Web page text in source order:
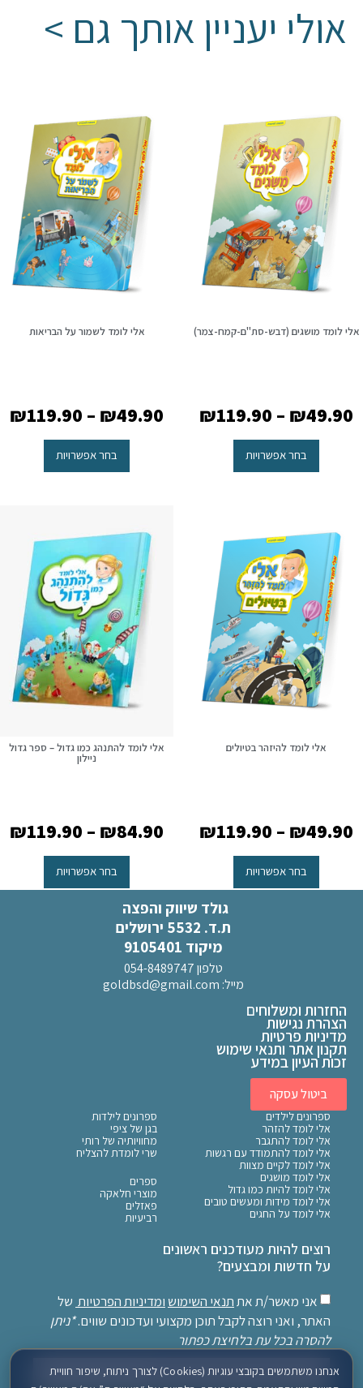
אולי יעניין אותך גם >
אלי לומד מושגים (דבש-סת"ם-קמח-צמר)
₪49.90
–
₪119.90
בחר אפשרויות
אלי לומד לשמור על הבריאות
₪49.90
–
₪119.90
בחר אפשרויות
אלי לומד להיזהר בטיולים
₪49.90
–
₪119.90
בחר אפשרויות
אלי לומד להתנהג כמו גדול – ספר גדול
ניילון
₪84.90
–
₪119.90
בחר אפשרויות
גולד שיווק והפצה
ת.ד. 5532 ירושלים
מיקוד 9105401
טלפון 054-8489747
מייל: goldbsd@gmail.com
החזרות ומשלוחים
הצהרת נגישות
מדיניות פרטיות
תקנון אתר ותנאי שימוש
זכות העיון במידע
ביטול עסקה
ספרונים לילדים
אלי לומד להזהר
אלי לומד להתגבר
אלי לומד להתמודד עם רגשות
אלי לומד לקיים מצוות
אלי לומד מושגים
אלי לומד להיות כמו גדול
אלי לומד מידות ומעשים טובים
אלי לומד על החגים
ספרונים לילדות
בגן של ציפי
מחוויותיה של רותי
שרי לומדת להצליח
ספרים
מוצרי חלאקה
פאזלים
רביעיות
רוצים להיות מעודכנים ראשונים
על חדשות ומבצעים?
אני מאשר/ת אתתנאי השימוש ומדיניות הפרטיות של
האתר, ואני רוצה לקבל תוכן מקצועי ועדכונים שווים.*ניתן
להסרה בכל עת בלחיצת כפתור
אנחנו משתמשים בקובצי עוגיות (Cookies) לצורך ניתוח, שיפור חוויית